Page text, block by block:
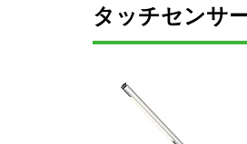
タッチセンサ